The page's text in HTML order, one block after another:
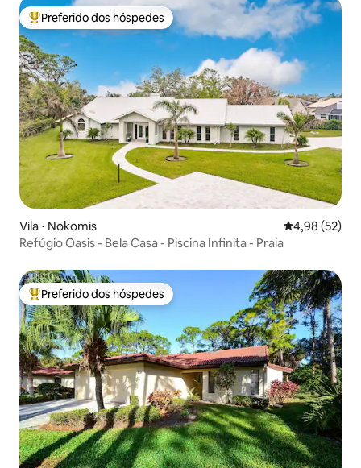
Entre os melhores preferidos dos hóspedes
Preferido dos hóspedes
Vila ⋅ Nokomis 4,98 de uma
4,98 (52)
Refúgio Oasis - Bela Casa - Piscina Infinita - Praia
Entre os melhores preferidos dos hóspedes
Preferido dos hóspedes